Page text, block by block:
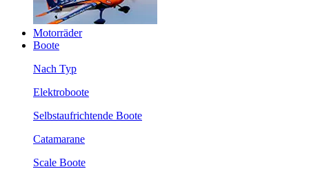
Motorräder
Boote
Nach Typ
Elektroboote
Selbstaufrichtende Boote
Catamarane
Scale Boote